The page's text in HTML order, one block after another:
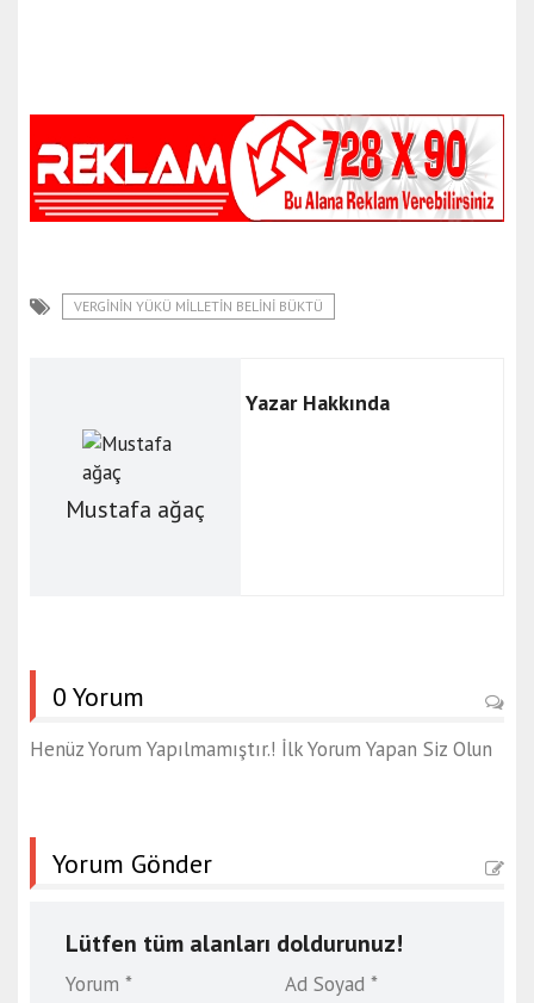
VERGİNİN YÜKÜ MİLLETİN BELİNİ BÜKTÜ
Mustafa ağaç
Yazar Hakkında
0 Yorum
Henüz Yorum Yapılmamıştır.! İlk Yorum Yapan Siz Olun
Yorum Gönder
Lütfen tüm alanları doldurunuz!
Yorum * Ad Soyad *